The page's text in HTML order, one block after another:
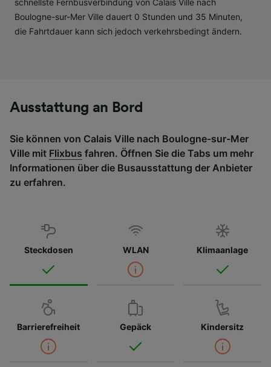
schnellste Fernbusverbindung von Calais Ville nach
Boulogne-sur-Mer Ville dauert 0 Stunden und 35 Minuten,
die Fahrtdauer kann sich jedoch verkehrsbedingt ändern.
Ausstattung an Bord
Sie können von Calais Ville nach Boulogne-sur-Mer
Ville mit Flixbus fahren. Öffnen Sie die Tabs um mehr
Informationen über die Busausstattung der Anbieter
zu erfahren.
Steckdosen WLAN Klimaanlage
Barrierefreiheit Gepäck Kindersitz
Inhalten, Zielgruppenforschung sowie
Entwicklung und Verbesserung von
Angeboten.